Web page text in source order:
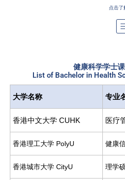
点击了
健康科学学士
List of Bachelor in Health
大学名称 专业
香港中文大学 CUHK 医疗
香港理工大学 PolyU 健康
香港城市大学 CityU 理学